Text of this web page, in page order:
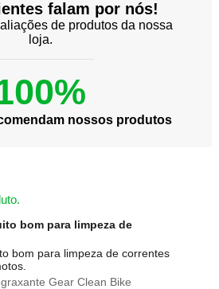
falam por nós!
de produtos da nossa
loja.
nossos produtos
bom para limpeza de
bom para limpeza de correntes
Gear Clean Bike